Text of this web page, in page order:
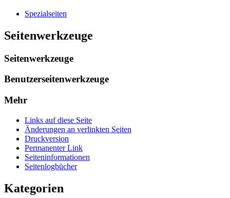
Spezialseiten
Seitenwerkzeuge
Seitenwerkzeuge
Benutzerseitenwerkzeuge
Mehr
Links auf diese Seite
Änderungen an verlinkten Seiten
Druckversion
Permanenter Link
Seiten­­informationen
Seitenlogbücher
Kategorien